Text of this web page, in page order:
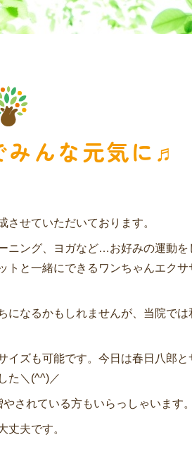
んな元気に♬
せていただいております。
ニング、ヨガなど…お好みの運動を
トと一緒にできるワンちゃんエク
になるかもしれませんが、当院で
イズも可能です。今日は春日八郎と
た＼(^^)／
されている方もいらっしゃいます。
丈夫です。